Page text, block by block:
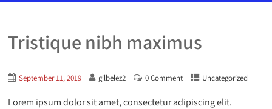
Tristique nibh maximus
September 11, 2019 gilbelez2 0 Comment Uncategorized
Lorem ipsum dolor sit amet, consectetur adipiscing elit.